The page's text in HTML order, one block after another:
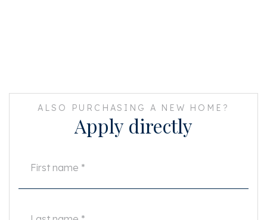
ALSO PURCHASING A NEW HOME?
Apply directly